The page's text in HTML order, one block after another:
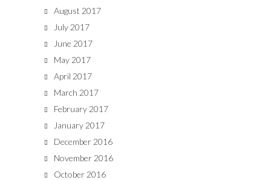
August 2017
July 2017
June 2017
May 2017
April 2017
March 2017
February 2017
January 2017
December 2016
November 2016
October 2016